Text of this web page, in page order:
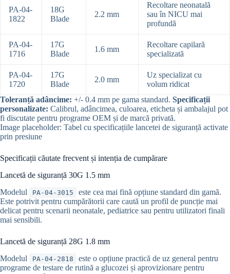
PA-04-
1822
18G
Blade
2.2 mm
Recoltare neonatală
sau în NICU mai
profundă
PA-04-
1716
17G
Blade
1.6 mm
Recoltare capilară
specializată
PA-04-
1720
17G
Blade
2.0 mm
Uz specializat cu
volum ridicat
Toleranță adâncime: +/- 0.4 mm pe gama standard. Specificații
personalizate: Calibrul, adâncimea, culoarea, eticheta și ambalajul pot
fi discutate pentru programe OEM și de marcă privată.
Image placeholder: Tabel cu specificațiile lancetei de siguranță activate
prin presiune
Specificații căutate frecvent și intenția de cumpărare
Lancetă de siguranță 30G 1.5 mm
Modelul
PA-04-3015
este cea mai fină opțiune standard din gamă.
Este potrivit pentru cumpărătorii care caută un profil de puncție mai
delicat pentru scenarii neonatale, pediatrice sau pentru utilizatori finali
mai sensibili.
Lancetă de siguranță 28G 1.8 mm
Modelul
PA-04-2818
este o opțiune practică de uz general pentru
programe de testare de rutină a glucozei și aprovizionare pentru